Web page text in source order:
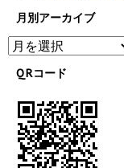
月別アーカイブ
QRコード